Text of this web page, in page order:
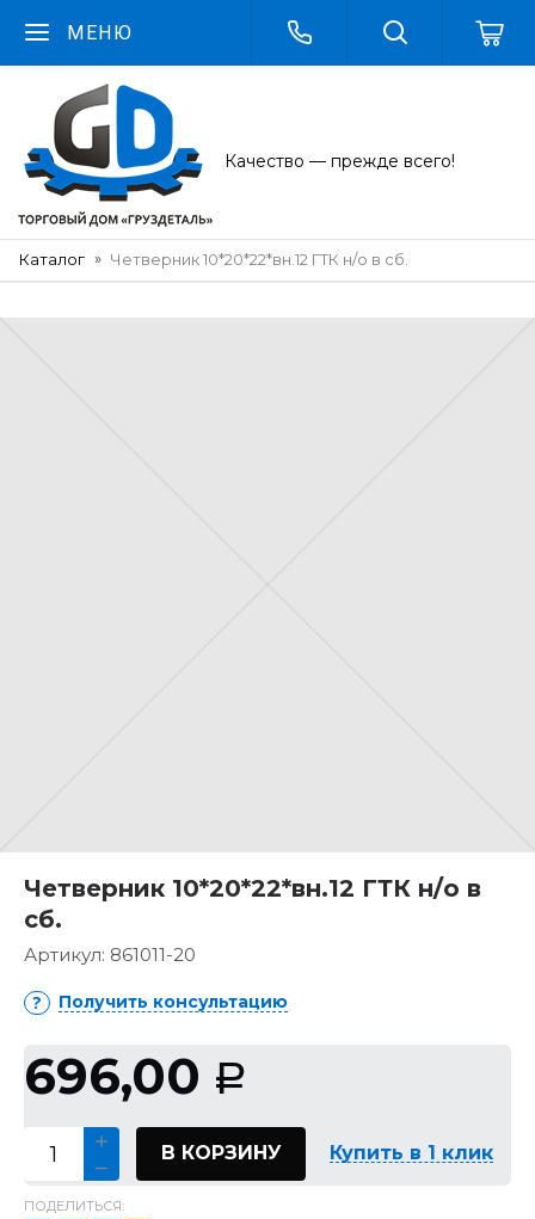
МЕНЮ
Качество — прежде всего!
Каталог Четверник 10*20*22*вн.12 ГТК н/о в сб.
Четверник 10*20*22*вн.12 ГТК н/о в
сб.
Артикул: 861011-20
Получить консультацию
696,00 Р
В КОРЗИНУ Купить в 1 клик
ПОДЕЛИТЬСЯ: